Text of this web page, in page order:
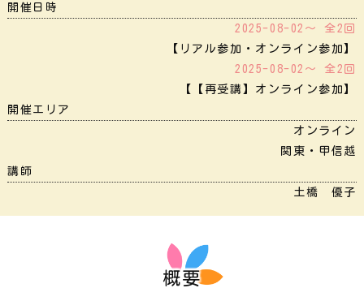
開催日時
2025-08-02～ 全2回
【リアル参加・オンライン参加】
2025-08-02～ 全2回
【【再受講】オンライン参加】
開催エリア
オンライン
関東・甲信越
講師
土橋 優子
概要